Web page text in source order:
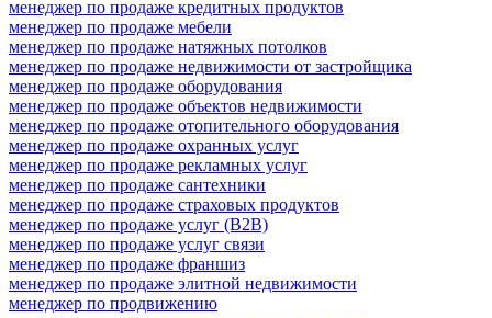
менеджер по продаже кредитных продуктов
менеджер по продаже мебели
менеджер по продаже натяжных потолков
менеджер по продаже недвижимости от застройщика
менеджер по продаже оборудования
менеджер по продаже объектов недвижимости
менеджер по продаже отопительного оборудования
менеджер по продаже охранных услуг
менеджер по продаже рекламных услуг
менеджер по продаже сантехники
менеджер по продаже страховых продуктов
менеджер по продаже услуг (B2B)
менеджер по продаже услуг связи
менеджер по продаже франшиз
менеджер по продаже элитной недвижимости
менеджер по продвижению